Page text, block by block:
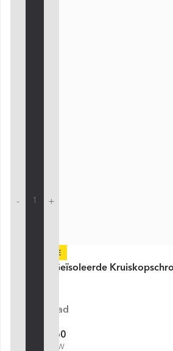
VDE Line Geïsoleerde
Op voorraad
€ 4,60
€ 5,57 incl. BTW
- +